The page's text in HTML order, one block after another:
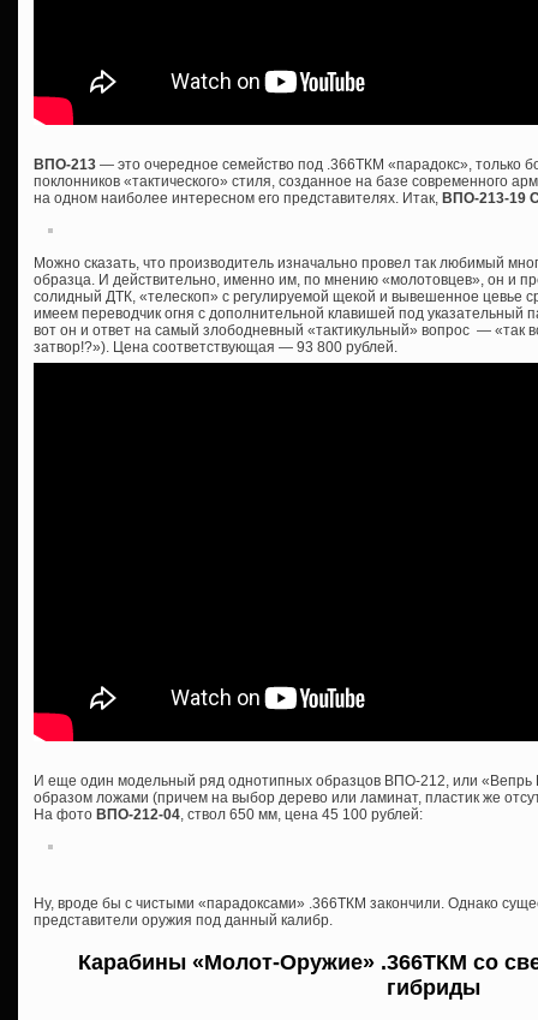
ВПО-213 — это очередное семейство под .366ТКМ «парадокс», только
поклонников «тактического» стиля, созданное на базе современного
на одном наиболее интересном его представителях. Итак, ВПО-213-19
Можно сказать, что производитель изначально провел так любимый
образца. И действительно, именно им, по мнению «молотовцев», он и
солидный ДТК, «телескоп» с регулируемой щекой и вывешенное цевье
имеем переводчик огня с дополнительной клавишей под указательный
вот он и ответ на самый злободневный «тактикульный» вопрос — «так
затвор!?»). Цена соответствующая — 93 800 рублей.
И еще один модельный ряд однотипных образцов ВПО-212, или
образом ложами (причем на выбор дерево или ламинат, пластик же
На фото ВПО-212-04, ствол 650 мм, цена 45 100 рублей:
Ну, вроде бы с чистыми «парадоксами» .366ТКМ закончили. Однако
представители оружия под данный калибр.
Карабины «Молот-Оружие» .366ТКМ со
гибриды